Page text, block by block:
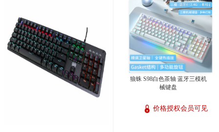
狼蛛 S98白色茶轴 蓝牙三模机
械键盘
价格授权会员可见